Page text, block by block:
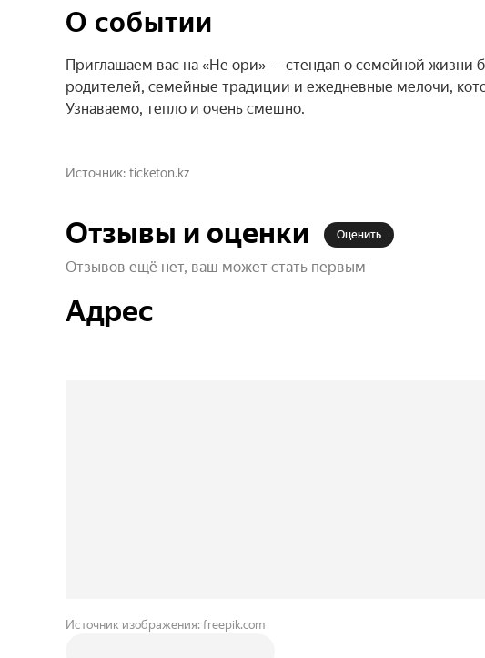
О событии
Приглашаем вас на «Не ори» — стендап о семейной жизни
родителей, семейные традиции и ежедневные мелочи,
Узнаваемо, тепло и очень смешно.
Источник ticketon.kz
Отзывы и оценки Оценить
Отзывов ещё нет, ваш может стать первым
Адрес
Источник изображения: freepik.com